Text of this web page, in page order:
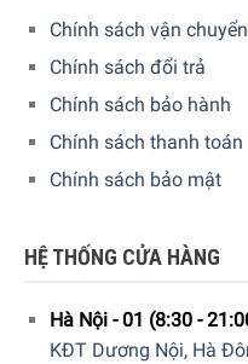
Và SMEG FAB28RPK3 là
chở. Mà không ai biết
Smeg “chau chuốt” đến
Tính năng vượt bậc:
một gia đình trung
mái.
Chính sách vận chuyển
Chính sách đổi trả
Chính sách bảo hành
Chính sách thanh toán
Chính sách bảo mật
HỆ THỐNG CỬA HÀNG
Hà Nội - 01 (8:30 -
KĐT Dương Nội, Hà